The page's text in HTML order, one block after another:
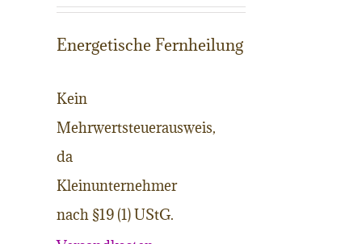
Energetische Fernheilung
Kein
Mehrwertsteuerausweis,
da
Kleinunternehmer
nach §19 (1) UStG.